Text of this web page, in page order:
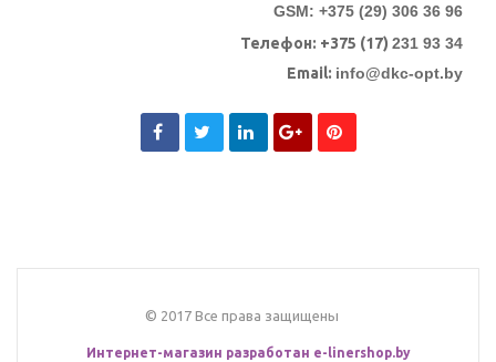
GSM: +375 (29) 306 36 96
Телефон: +375 (17) 231 93 34
Email: info@dkc-opt.by
© 2017 Все права защищены
Интернет-магазин разработан e-linershop.by